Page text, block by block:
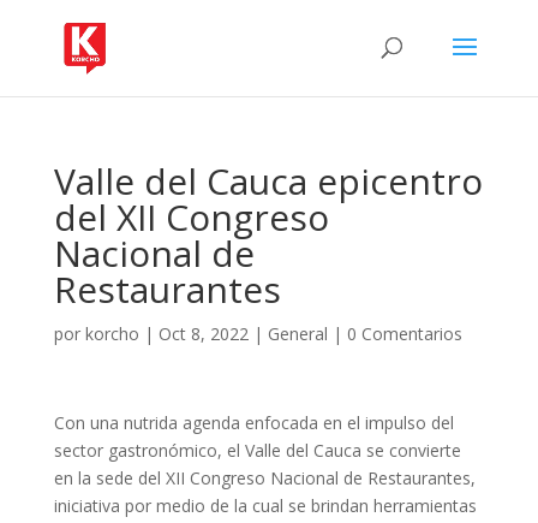
Valle del Cauca epicentro
del XII Congreso
Nacional de
Restaurantes
por korcho | Oct 8, 2022| General | 0 Comentarios
Con una nutrida agenda enfocada en el impulso del
sector gastronómico, el Valle del Cauca se convierte
en la sede del XII Congreso Nacional de Restaurantes,
iniciativa por medio de la cual se brindan herramientas